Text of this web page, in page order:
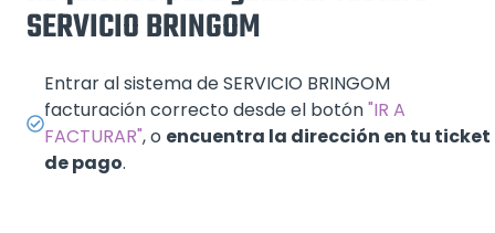
SERVICIO BRINGOM
Entrar al sistema de SERVICIO BRINGOM
facturación correcto desde el botón"IR A
FACTURAR", o encuentra la dirección en tu ticket
de pago.